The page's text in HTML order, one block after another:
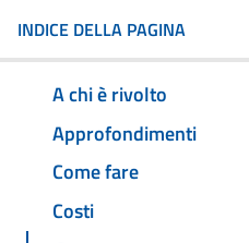
INDICE DELLA PAGINA
A chi è rivolto
Approfondimenti
Come fare
Costi